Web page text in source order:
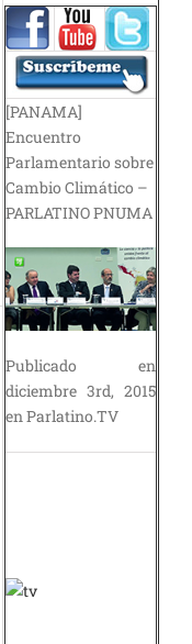
[PANAMA]
Encuentro
Parlamentario sobre
Cambio Climático –
PARLATINO PNUMA
Publicado en
diciembre 3rd, 2015
en Parlatino.TV